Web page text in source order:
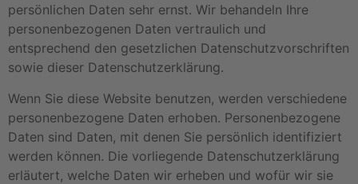
persönlichen Daten sehr ernst. Wir behandeln Ihre
personenbezogenen Daten vertraulich und
entsprechend den gesetzlichen Datenschutzvorschriften
sowie dieser Datenschutzerklärung.
Wenn Sie diese Website benutzen, werden verschiedene
personenbezogene Daten erhoben. Personenbezogene
Daten sind Daten, mit denen Sie persönlich identifiziert
werden können. Die vorliegende Datenschutzerklärung
erläutert, welche Daten wir erheben und wofür wir sie